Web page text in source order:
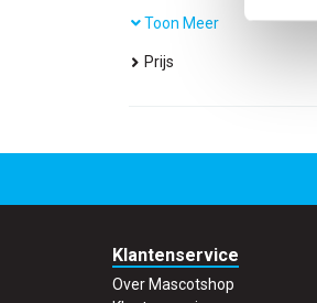
Mascot Young(4)
Mascot Safe Compete
Mascot Crossover
Toon Meer
Prijs
Klantenservice
Over Mascotshop